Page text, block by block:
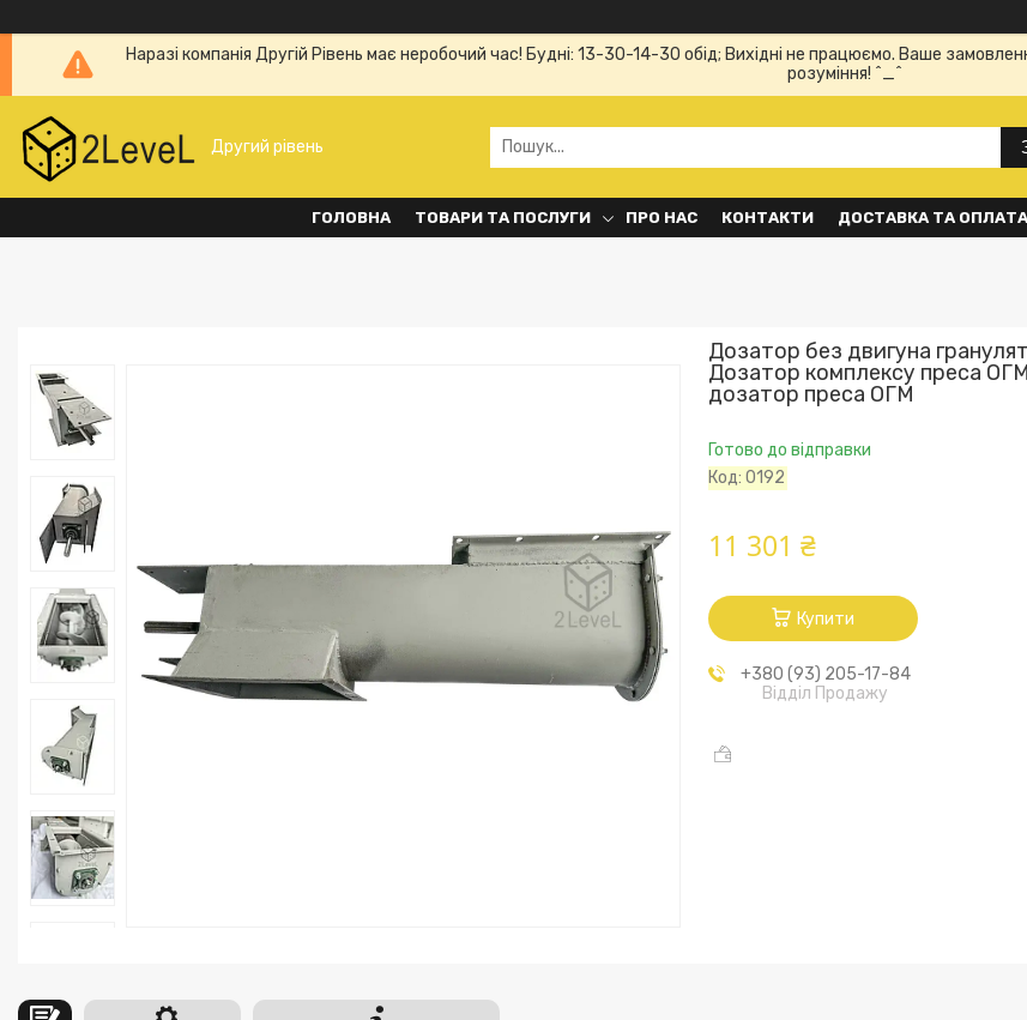
Наразі компанія Другій Рівень має неробочий час! Будні: 13-30-14-30 обід; Вихідні не працюємо. Ваше
розуміння! ^_^
Другий рівень
ГОЛОВНА ТОВАРИ ТА ПОСЛУГИ ПРО НАС КОНТАКТИ ДОСТАВКА ТА ОПЛАТА
Дозатор без двигуна
Дозатор комплексу преса
дозатор преса ОГМ
Готово до відправки
Код:0192
11 301 ₴
Купити
+380 (93) 205-17-84
Відділ Продажу